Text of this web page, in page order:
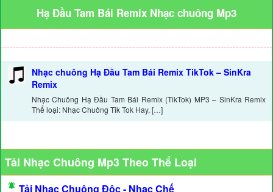
Hạ Đầu Tam Bái Remix Nhạc chuông Mp3
Nhạc chuông Hạ Đầu Tam Bái Remix TikTok – SinKra
Remix
Nhạc Chuông Hạ Đầu Tam Bái Remix (TikTok) MP3 – SinKra Remix
Thể loại: Nhạc Chuông Tik Tok Hay, […]
Tải Nhạc Chuông Mp3 Theo Thể Loại
Tải Nhạc Chuông Độc - Nhạc Chế